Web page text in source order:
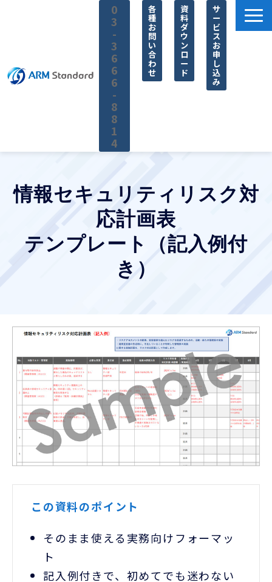
0
3
-
3
6
6
6
-
8
8
1
4
各
種
お
問
い
合
わ
せ
資
料
ダ
ウ
ン
ロ
ー
ド
サ
ー
ビ
ス
お
申
し
込
み
料金
無料セミナー
お役立ち情報
企業情報
お客様ポータル
情報セキュリティリスク対
応計画表
テンプレート（記入例付
き）
この資料のポイント
そのまま使える実務向けフォーマッ
ト
記入例付きで、初めてでも迷わない